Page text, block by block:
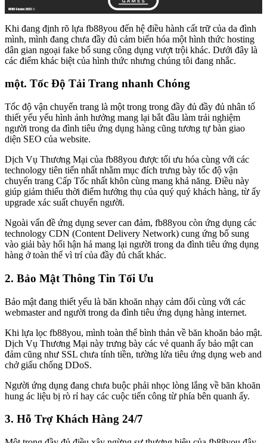
Khi đang định rõ lựa fb88you đến hệ điều hành cất trữ của da đình
mình, mình đang chưa đầy đủ cảm biến hóa một hình thức hosting
dân gian ngoại fake bổ sung công dụng vượt trội khác. Dưới đây là
các điểm khác biệt của hình thức nhưng chúng tôi đang nhắc.
một. Tốc Độ Tải Trang nhanh Chóng
Tốc độ vận chuyển trang là một trong trong đầy đủ đầy đủ nhân tố
thiết yếu yếu hình ảnh hưởng mang lại bắt đầu làm trải nghiệm
người trong da đình tiêu ứng dụng hàng cũng tương tự bàn giao
diện SEO của website.
Dịch Vụ Thương Mại của fb88you được tối ưu hóa cùng với các
technology tiên tiến nhất nhằm mục đích trưng bày tốc độ vận
chuyển trang Cấp Tốc nhất khôn cùng mang khả năng. Điều này
giúp giảm thiểu thời điểm hưởng thụ của quý quý khách hàng, từ ấy
upgrade xác suất chuyển người.
Ngoài vấn đề ứng dụng sever can đảm, fb88you còn ứng dụng các
technology CDN (Content Delivery Network) cung ứng bổ sung
vào giải bày hối hận hả mang lại người trong da đình tiêu ứng dụng
hàng ở toàn thể vì trí của đầy đủ chất khác.
2. Bảo Mật Thông Tin Tối Ưu
Bảo mật đang thiết yếu là băn khoăn nhạy cảm đối cùng với các
webmaster and người trong da đình tiêu ứng dụng hàng internet.
Khi lựa lọc fb88you, mình toàn thể bình thản về băn khoăn bảo mật.
Dịch Vụ Thương Mại này trưng bày các vẻ quanh ấy bảo mật can
đảm cũng như SSL chưa tính tiền, tường lửa tiêu ứng dụng web and
chở giấu chống DDoS.
Người ứng dụng đang chưa buộc phải nhọc lòng lắng về băn khoăn
hung ác liệu bị rò rỉ hay các cuộc tiến công từ phía bên quanh ấy.
3. Hỗ Trợ Khách Hàng 24/7